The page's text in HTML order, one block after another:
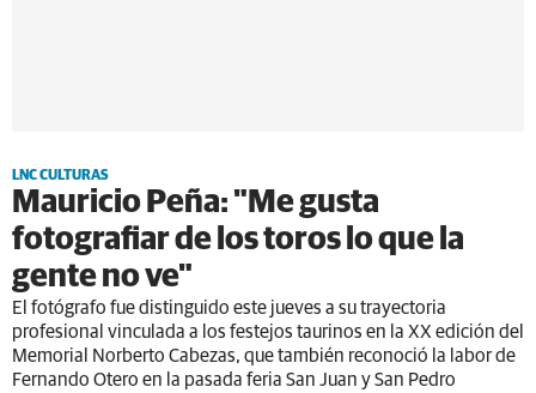
LNC CULTURAS
Mauricio Peña: "Me gusta
fotografiar de los toros lo que la
gente no ve"
El fotógrafo fue distinguido este jueves a su trayectoria
profesional vinculada a los festejos taurinos en la XX edición del
Memorial Norberto Cabezas, que también reconoció la labor de
Fernando Otero en la pasada feria San Juan y San Pedro